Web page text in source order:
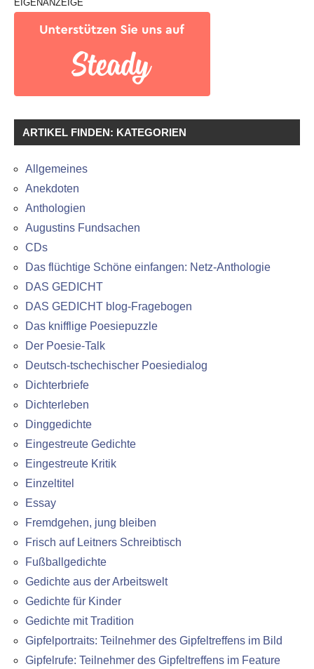
EIGENANZEIGE
ARTIKEL FINDEN: KATEGORIEN
Allgemeines
Anekdoten
Anthologien
Augustins Fundsachen
CDs
Das flüchtige Schöne einfangen: Netz-Anthologie
DAS GEDICHT
DAS GEDICHT blog-Fragebogen
Das knifflige Poesiepuzzle
Der Poesie-Talk
Deutsch-tschechischer Poesiedialog
Dichterbriefe
Dichterleben
Dinggedichte
Eingestreute Gedichte
Eingestreute Kritik
Einzeltitel
Essay
Fremdgehen, jung bleiben
Frisch auf Leitners Schreibtisch
Fußballgedichte
Gedichte aus der Arbeitswelt
Gedichte für Kinder
Gedichte mit Tradition
Gipfelportraits: Teilnehmer des Gipfeltreffens im Bild
Gipfelrufe: Teilnehmer des Gipfeltreffens im Feature